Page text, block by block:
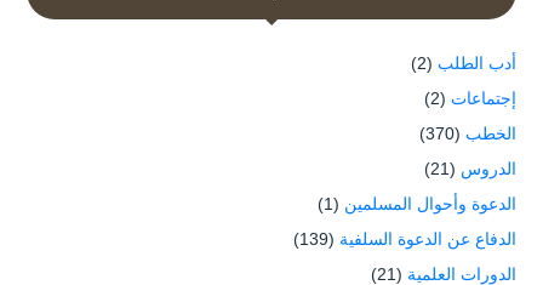
أدب الطلب (2)
إجتماعات (2)
الخطب (370)
الدروس (21)
الدعوة وأحوال المسلمين (1)
الدفاع عن الدعوة السلفية (139)
الدورات العلمية (21)